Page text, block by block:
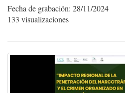
Fecha de grabación: 28/11/2024
133 visualizaciones